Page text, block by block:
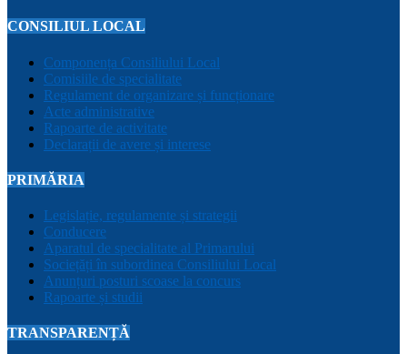
CONSILIUL LOCAL
Componența Consiliului Local
Comisiile de specialitate
Regulament de organizare și funcționare
Acte administrative
Rapoarte de activitate
Declarații de avere și interese
PRIMĂRIA
Legislație, regulamente și strategii
Conducere
Aparatul de specialitate al Primarului
Sociețăți în subordinea Consiliului Local
Anunțuri posturi scoase la concurs
Rapoarte și studii
TRANSPARENȚĂ